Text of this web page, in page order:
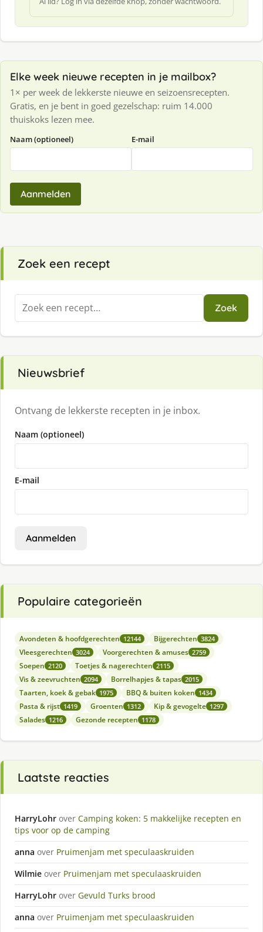
Elke week nieuwe recepten in je mailbox?
1× per week de lekkerste nieuwe en seizoensrecepten.
Gratis, en je bent in goed gezelschap: ruim 14.000
thuiskoks lezen mee.
Naam (optioneel) E-mail
Aanmelden
Zoek een recept
Zoeken
naar:
Zoek
Nieuwsbrief
Ontvang de lekkerste recepten in je inbox.
Naam (optioneel)
E-mail
Aanmelden
Populaire categorieën
Avondeten & hoofdgerechten 12144 Bijgerechten 3824
Vleesgerechten 3024 Voorgerechten & amuses 2759
Soepen 2120 Toetjes & nagerechten 2115
Vis & zeevruchten 2094 Borrelhapjes & tapas 2015
Taarten, koek & gebak 1975 BBQ & buiten koken 1434
Pasta & rijst 1419 Groenten 1312 Kip & gevogelte 1297
Salades 1216 Gezonde recepten 1178
Laatste reacties
HarryLohr over Camping koken: 5 makkelijke recepten en
tips voor op de camping
anna over Pruimenjam met speculaaskruiden
Wilmie over Pruimenjam met speculaaskruiden
HarryLohr over Gevuld Turks brood
anna over Pruimenjam met speculaaskruiden